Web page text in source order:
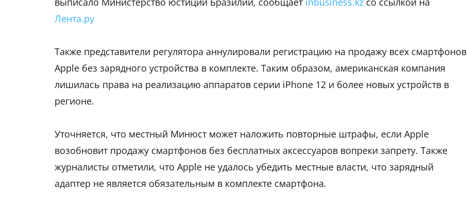
Лента.ру
Также представители регулятора аннулировали регистрацию на продажу всех смартфонов
Apple без зарядного устройства в комплекте. Таким образом, американская компания
лишилась права на реализацию аппаратов серии iPhone 12 и более новых устройств в
регионе.
Уточняется, что местный Минюст может наложить повторные штрафы, если Apple
возобновит продажу смартфонов без бесплатных аксессуаров вопреки запрету. Также
журналисты отметили, что Apple не удалось убедить местные власти, что зарядный
адаптер не является обязательным в комплекте смартфона.